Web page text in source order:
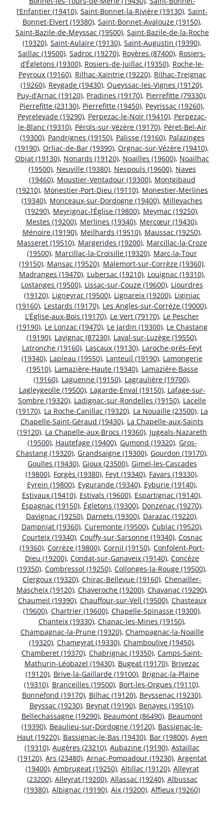
l’Enfantier (19410), Saint-Bonnet-la-Rivière (19130), Saint-
Bonnet-Elvert (19380), Saint-Bonnet-Avalouze (19150),
Saint-Bazile-de-Meyssac (19500), Saint-Bazile-de-la-Roche
(19320), Saint-Aulaire (19130), Saint-Augustin (19390),
Saillac (19500), Sadroc (19270), Royères (87400), Rosiers-
d’Égletons (19300), Rosiers-de-Juillac (19350), Roche-le-
Peyroux (19160), Rilhac-Xaintrie (19220), Rilhac-Treignac
(19260), Reygade (19430), Queyssac-les-Vignes (19120),
Puy-d’Arnac (19120), Pradines (19170), Pierrefitte (79330),
Pierrefitte (23130), Pierrefitte (19450), Peyrissac (19260),
Peyrelevade (19290), Perpezac-le-Noir (19410), Perpezac-
le-Blanc (19310), Pérols-sur-Vézère (19170), Péret-Bel-Air
(19300), Pandrignes (19150), Palisse (19160), Palazinges
(19190), Orliac-de-Bar (19390), Orgnac-sur-Vézère (19410),
Objat (19130), Nonards (19120), Noailles (19600), Noailhac
(19500), Neuville (19380), Nespouls (19600), Naves
(19460), Moustier-Ventadour (19300), Montgibaud
(19210), Monestier-Port-Dieu (19110), Monestier-Merlines
(19340), Monceaux-sur-Dordogne (19400), Millevaches
(19290), Meyrignac-l’Église (19800), Meymac (19250),
Mestes (19200), Merlines (19340), Mercœur (19430),
Ménoire (19190), Meilhards (19510), Maussac (19250),
Masseret (19510), Margerides (19200), Marcillac-la-Croze
(19500), Marcillac-la-Croisille (19320), Marc-la-Tour
(19150), Mansac (19520), Malemort-sur-Corrèze (19360),
Madranges (19470), Lubersac (19210), Louignac (19310),
Lostanges (19500), Lissac-sur-Couze (19600), Liourdres
(19120), Ligneyrac (19500), Lignareix (19200), Liginiac
(19160), Lestards (19170), Les Angles-sur-Corrèze (19000),
L’Église-aux-Bois (19170), Le Vert (79170), Le Pescher
(19190), Le Lonzac (19470), Le Jardin (19300), Le Chastang
(19190), Lavignac (87230), Laval-sur-Luzège (19550),
Latronche (19160), Lascaux (19130), Laroche-près-Feyt
(19340), Lapleau (19550), Lanteuil (19190), Lamongerie
(19510), Lamazière-Haute (19340), Lamazière-Basse
(19160), Laguenne (19150), Lagraulière (19700),
Lagleygeolle (19500), Lagarde-Enval (19150), Lafage-sur-
Sombre (19320), Ladignac-sur-Rondelles (19150), Lacelle
(19170), La Roche-Canillac (19320), La Nouaille (23500), La
Chapelle-Saint-Géraud (19430), La Chapelle-aux-Saints
(19120), La Chapelle-aux-Brocs (19360), Jugeals-Nazareth
(19500), Hautefage (19400), Gumond (19320), Gros-
Chastang (19320), Grandsaigne (19300), Gourdon (19170),
Goulles (19430), Gioux (23500), Gimel-les-Cascades
(19800), Forgès (19380), Feyt (19340), Favars (19330),
Eyrein (19800), Eygurande (19340), Eyburie (19140),
Estivaux (19410), Estivals (19600), Espartignac (19140),
Espagnac (19150), Égletons (19300), Donzenac (19270),
Davignac (19250), Darnets (19300), Darazac (19220),
Dampniat (19360), Curemonte (19500), Cublac (19520),
Courteix (19340), Couffy-sur-Sarsonne (19340), Cosnac
(19360), Corrèze (19800), Cornil (19150), Confolent-Port-
Dieu (19200), Condat-sur-Ganaveix (19140), Concèze
(19350), Combressol (19250), Collonges-la-Rouge (19500),
Clergoux (19320), Chirac-Bellevue (19160), Chenailler-
Mascheix (19120), Chaveroche (19200), Chavanac (19290),
Chaumeil (19390), Chauffour-sur-Vell (19500), Chasteaux
(19600), Chartrier (19600), Chapelle-Spinasse (19300),
Chanteix (19330), Chanac-les-Mines (19150),
Champagnac-la-Prune (19320), Champagnac-la-Noaille
(19320), Chameyrat (19330), Chamboulive (19450),
Chamberet (19370), Chabrignac (19350), Camps-Saint-
Mathurin-Léobazel (19430), Bugeat (19170), Brivezac
(19120), Brive-la-Gaillarde (19100), Brignac-la-Plaine
(19310), Branceilles (19500), Bort-les-Orgues (19110),
Bonnefond (19170), Bilhac (19120), Beyssenac (19230),
Beyssac (19230), Beynat (19190), Benayes (19510),
Bellechassagne (19290), Beaumont (86490), Beaumont
(19390), Beaulieu-sur-Dordogne (19120), Bassignac-le-
Haut (19220), Bassignac-le-Bas (19430), Bar (19800), Ayen
(19310), Augères (23210), Aubazine (19190), Astaillac
(19120), Ars (23480), Arnac-Pompadour (19230), Argentat
(19400), Ambrugeat (19250), Altillac (19120), Alleyrat
(23200), Alleyrat (19200), Allassac (19240), Albussac
(19380), Albignac (19190), Aix (19200), Affieux (19260)